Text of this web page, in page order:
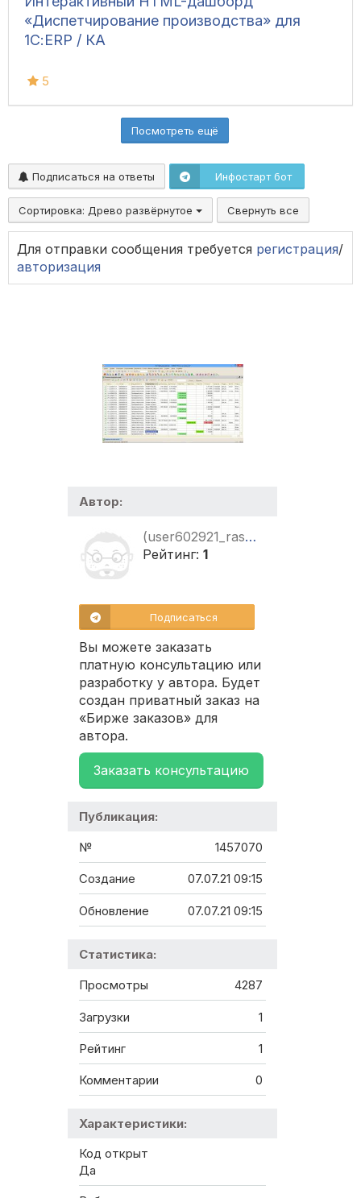
«Диспетчирование производства» для
1С:ERP / КА
5
Посмотреть ещё
Подписаться на ответы Инфостарт бот
Сортировка: Древо развёрнутое Свернуть все
Для отправки сообщения требуется регистрация/
авторизация
Автор:
(user602921_rashid.rbamm)
Рейтинг: 1
Подписаться
Вы можете заказать
платную консультацию или
разработку у автора. Будет
создан приватный заказ на
«Бирже заказов» для
автора.
Заказать консультацию
Публикация:
№ 1457070
Создание 07.07.21 09:15
Обновление 07.07.21 09:15
Статистика:
Просмотры 4287
Загрузки 1
Рейтинг 1
Комментарии 0
Характеристики:
Код открыт
Да